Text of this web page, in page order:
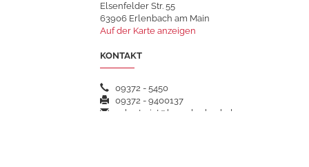
Elsenfelder Str. 55
63906 Erlenbach am Main
Auf der Karte anzeigen
KONTAKT
09372 - 5450
09372 - 9400137
sekretariat@hsgerlenbach.de